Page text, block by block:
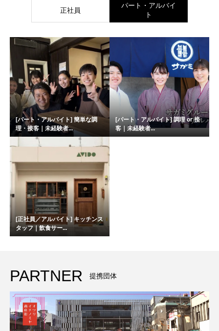
正社員
パート・アルバイ
ト
[パート・アルバイト] 簡単な調
理・接客｜未経験者...
[パート・アルバイト] 調理 or 接
客｜未経験者...
[正社員／アルバイト] キッチンス
タッフ｜飲食サー...
PARTNER 提携団体